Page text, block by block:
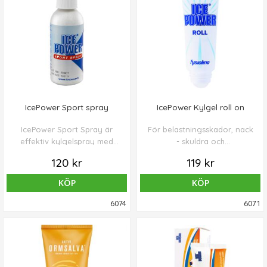
IcePower Sport spray
IcePower Sport Spray är
effektiv kylgelspray med
120 kr
KÖP
6074
IcePower Kylgel roll on
För belastningsskador, nack
- skuldra och
enkelt behandla områden
som nacke och skuldror med
denna Roll tub. Den kylande
mycket behändig att
applicera utan att få gel på
dina händer.
119 kr
KÖP
6071